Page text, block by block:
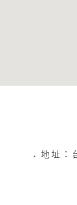
● 地址：